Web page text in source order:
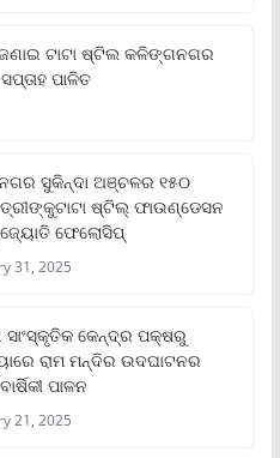
ଟାଟା ଷ୍ଟିଲ କଳିଙ୍ଗନଗର
ପାଳିତ
ସୁକିନ୍ଦା ଅଞ୍ଚଳର ୧୫୦
ଷ୍ଟିଲ୍ ଫାଉଣ୍ଡେସନ
ଫେଲୋସିପ୍‌
31, 2025
ସାଂସ୍କୃତିକ କେନ୍ଦ୍ର ପକ୍ଷରୁ
ରାମ ମନ୍ଦିର ଉଦଘାଟନର
ପାଳନ
21, 2025